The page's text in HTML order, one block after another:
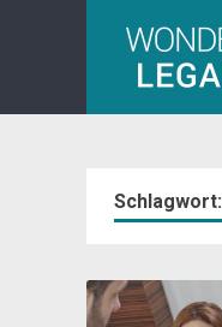
Schlagwort: